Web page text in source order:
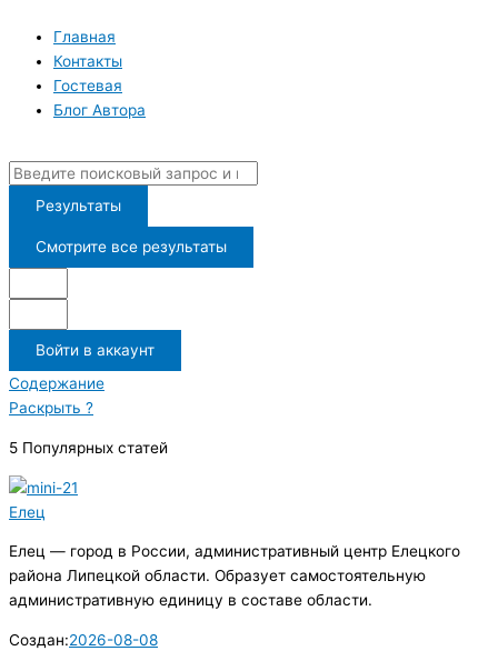
содержимому
Главная
Контакты
Гостевая
Блог Автора
Search
Результаты
Смотрите все результаты
Войти в аккаунт
Содержание
Раскрыть ?
5 Популярных статей
Елец
Елец — город в России, административный центр Елецкого
района Липецкой области. Образует самостоятельную
административную единицу в составе области.
Создан:2026-08-08